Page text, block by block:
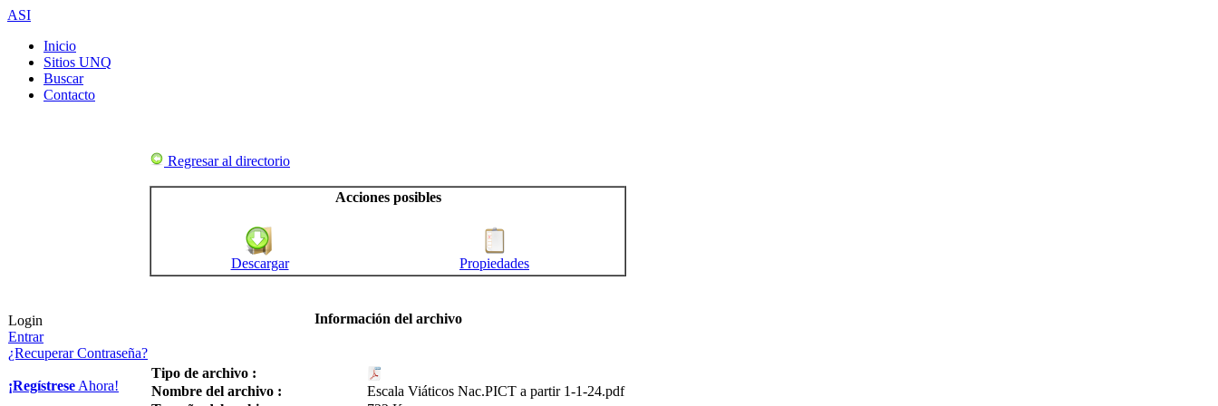
ASI
Inicio
Sitios UNQ
Buscar
Contacto
Login
Entrar
¿Recuperar Contraseña?
¡Regístrese Ahora!
Regresar al directorio
Acciones posibles
Descargar Propiedades
Información del archivo
Tipo de archivo :
Nombre del archivo :
Escala Viáticos Nac.PICT a partir 1-1-24.pdf